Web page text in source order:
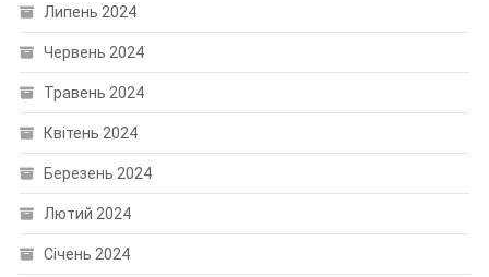
Липень 2024
Червень 2024
Травень 2024
Квітень 2024
Березень 2024
Лютий 2024
Січень 2024